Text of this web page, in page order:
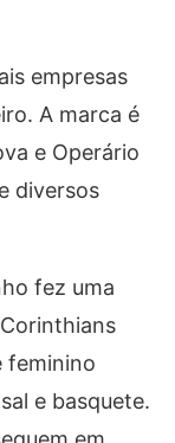
empresas
A marca é
e Operário
diversos
fez uma
feminino
e basquete.